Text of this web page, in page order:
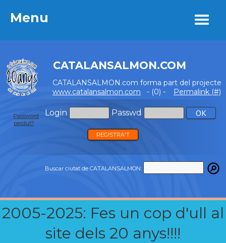
Menu
CATALANSALMON.COM
CATALANSALMON.com forma part del projecte
www.catalansalmon.com - (0) - Permalink (#)
Login Passwd
Password
perdut?
REGISTRA'T
Buscar ciutat de CATALANSALMON:
2005-2025: Fes un cop d'ull al
site dels 20 anys!!!!
Menu